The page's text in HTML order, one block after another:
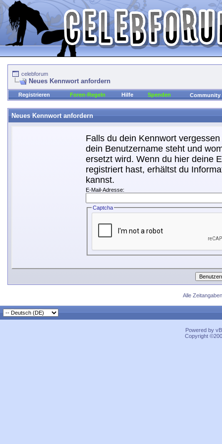
celebforum
Neues Kennwort anfordern
Registrieren Foren-Regeln Hilfe Spenden Community
Neues Kennwort anfordern
Falls du dein Kennwort
dein Benutzername steht und
ersetzt wird. Wenn du hier deine
registriert hast, erhältst du
kannst.
E-Mail-Adresse:
Captcha
Alle
Powered by
Copyright